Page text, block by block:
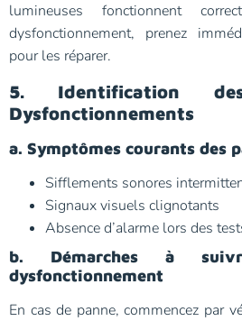
lumineuses fonctionnent
dysfonctionnement, prenez
pour les réparer.
5. Identification
Dysfonctionnements
a. Symptômes courants des
Sifflements sonores
Signaux visuels clignotants
Absence d’alarme lors des
b. Démarches à
dysfonctionnement
En cas de panne, commencez par